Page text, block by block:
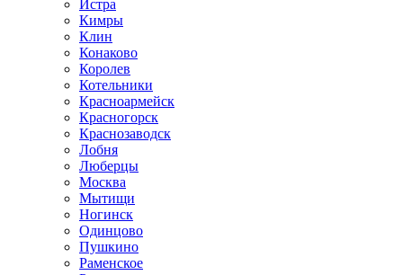
Истра
Кимры
Клин
Конаково
Королев
Котельники
Красноармейск
Красногорск
Краснозаводск
Лобня
Люберцы
Москва
Мытищи
Ногинск
Одинцово
Пушкино
Раменское